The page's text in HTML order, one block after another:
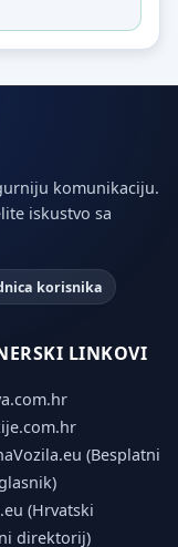
komunikaciju.
iskustvo sa
korisnika
LINKOVI
(Besplatni
(Hrvatski
direktorij)